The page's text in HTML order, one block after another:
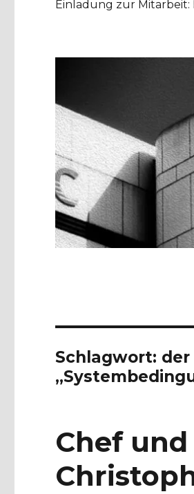
Einladung zur Mitarbeit:
Schlagwort: der
Chef